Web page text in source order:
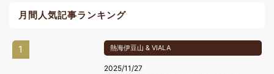
月間人気記事ランキング
1 熱海伊豆山 & VIALA
2025/11/27